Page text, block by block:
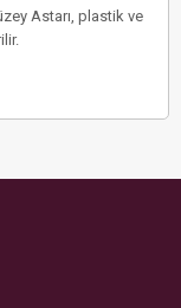
Astarı, plastik ve